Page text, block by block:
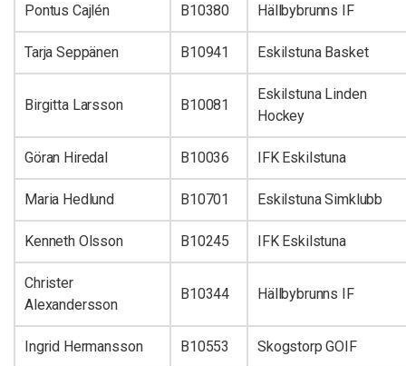
Pontus Cajlén B10380 Hällbybrunns IF
Tarja Seppänen B10941 Eskilstuna Basket
Birgitta Larsson B10081
Eskilstuna Linden
Hockey
Göran Hiredal B10036 IFK Eskilstuna
Maria Hedlund B10701 Eskilstuna Simklubb
Kenneth Olsson B10245 IFK Eskilstuna
Christer
Alexandersson
B10344 Hällbybrunns IF
Ingrid Hermansson B10553 Skogstorp GOIF